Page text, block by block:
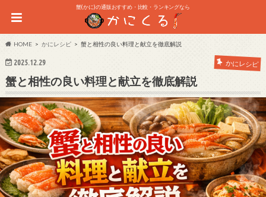
蟹(かに)の通販おすすめ・比較・ランキングなら
HOME かにレシピ 蟹と相性の良い料理と献立を徹底解説
2025.12.29 かにレシピ
蟹と相性の良い料理と献立を徹底解説